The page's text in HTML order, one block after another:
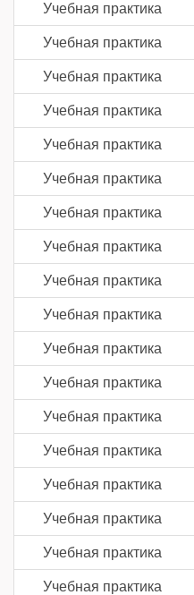
Учебная практика
Учебная практика
Учебная практика
Учебная практика
Учебная практика
Учебная практика
Учебная практика
Учебная практика
Учебная практика
Учебная практика
Учебная практика
Учебная практика
Учебная практика
Учебная практика
Учебная практика
Учебная практика
Учебная практика
Учебная практика